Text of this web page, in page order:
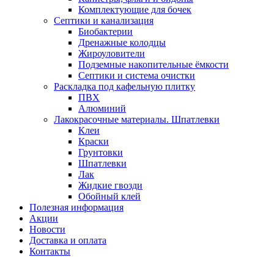
Комплектующие для бочек
Септики и канализация
Биобактерии
Дренажные колодцы
Жироуловители
Подземные накопительные ёмкости
Септики и система очистки
Раскладка под кафельную плитку
ПВХ
Алюминий
Лакокрасочные материалы. Шпатлевки
Клеи
Краски
Грунтовки
Шпатлевки
Лак
Жидкие гвозди
Обойный клей
Полезная информация
Акции
Новости
Доставка и оплата
Контакты